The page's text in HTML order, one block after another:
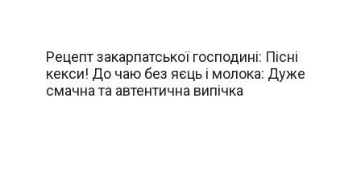
Рецепт закарпатської господині: Пісні
кекси! До чаю без яєць і молока: Дуже
смачна та автентична випічка